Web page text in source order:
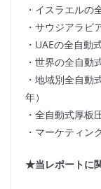
・イスラエルの
・サウジアラビ
・UAEの全自動
・世界の全自動
・地域別全自動
年）
・全自動式厚板
・マーケティン
★当レポートに